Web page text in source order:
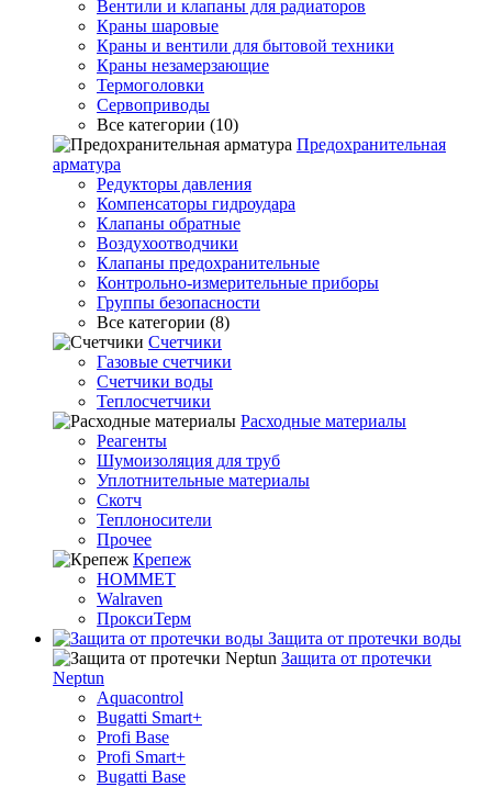
Вентили и клапаны для радиаторов
Краны шаровые
Краны и вентили для бытовой техники
Краны незамерзающие
Термоголовки
Сервоприводы
Все категории (10)
Предохранительная
арматура
Редукторы давления
Компенсаторы гидроудара
Клапаны обратные
Воздухоотводчики
Клапаны предохранительные
Контрольно-измерительные приборы
Группы безопасности
Все категории (8)
Счетчики
Газовые счетчики
Счетчики воды
Теплосчетчики
Расходные материалы
Реагенты
Шумоизоляция для труб
Уплотнительные материалы
Скотч
Теплоносители
Прочее
Крепеж
HOMMET
Walraven
ПроксиТерм
Защита от протечки воды
Защита от протечки
Neptun
Aquacontrol
Bugatti Smart+
Profi Base
Profi Smart+
Bugatti Base